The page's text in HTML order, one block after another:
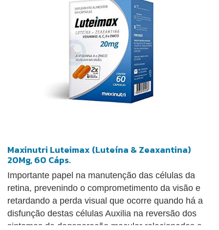
Maxinutri Luteimax (Luteína & Zeaxantina)
20Mg, 60 Cáps.
Importante papel na manutenção das células da
retina, prevenindo o comprometimento da visão e
retardando a perda visual que ocorre quando há a
disfunção destas células Auxilia na reversão dos
sintomas da degeneração macular relacionadas a